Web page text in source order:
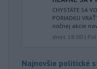
CHYSTÁTE SA
PORIADKU
nočnej akcie
dnes 18:00 |
Najnovšie politické